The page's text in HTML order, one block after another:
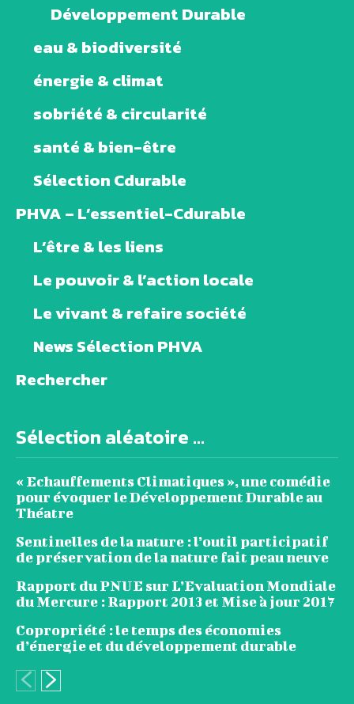
Développement Durable
eau & biodiversité
énergie & climat
sobriété & circularité
santé & bien-être
Sélection Cdurable
PHVA – L’essentiel-Cdurable
L’être & les liens
Le pouvoir & l’action locale
Le vivant & refaire société
News Sélection PHVA
Rechercher
Sélection aléatoire ...
« Echauffements Climatiques », une comédie
pour évoquer le Développement Durable au
Théatre
Sentinelles de la nature : l’outil participatif
de préservation de la nature fait peau neuve
Rapport du PNUE sur L’Evaluation Mondiale
du Mercure : Rapport 2013 et Mise à jour 2017
Copropriété : le temps des économies
d’énergie et du développement durable